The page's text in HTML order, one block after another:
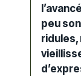
peu
ridules